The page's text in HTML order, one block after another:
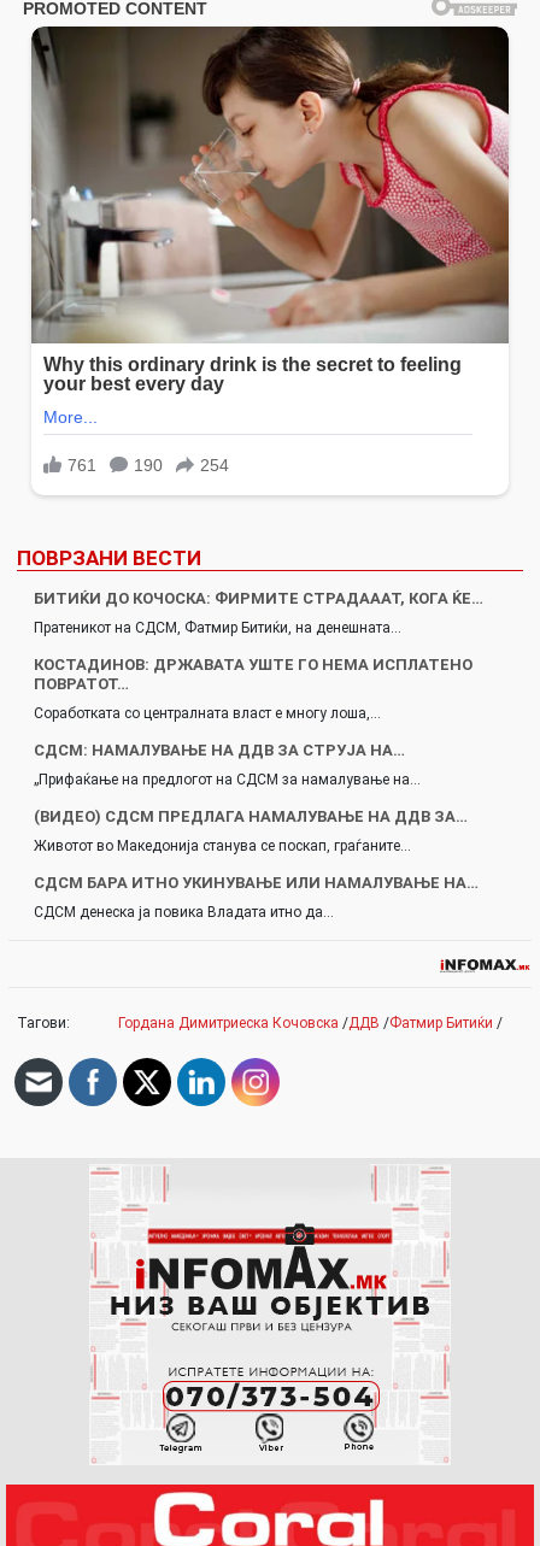
ПОВРЗАНИ ВЕСТИ
БИТИЌИ ДО КОЧОСКА: ФИРМИТЕ СТРАДАААТ, КОГА ЌЕ…
Пратеникот на СДСМ, Фатмир Битиќи, на денешната…
КОСТАДИНОВ: ДРЖАВАТА УШТЕ ГО НЕМА ИСПЛАТЕНО
ПОВРАТОТ…
Соработката со централната власт е многу лоша,…
СДСМ: НАМАЛУВАЊЕ НА ДДВ ЗА СТРУЈА НА…
„Прифаќање на предлогот на СДСМ за намалување на…
(ВИДЕО) СДСМ ПРЕДЛАГА НАМАЛУВАЊЕ НА ДДВ ЗА…
Животот во Македонија станува се поскап, граѓаните…
СДСМ БАРА ИТНО УКИНУВАЊЕ ИЛИ НАМАЛУВАЊЕ НА…
СДСМ денеска ја повика Владата итно да…
Тагови: Гордана Димитриеска Кочовска /ДДВ /Фатмир Битиќи /